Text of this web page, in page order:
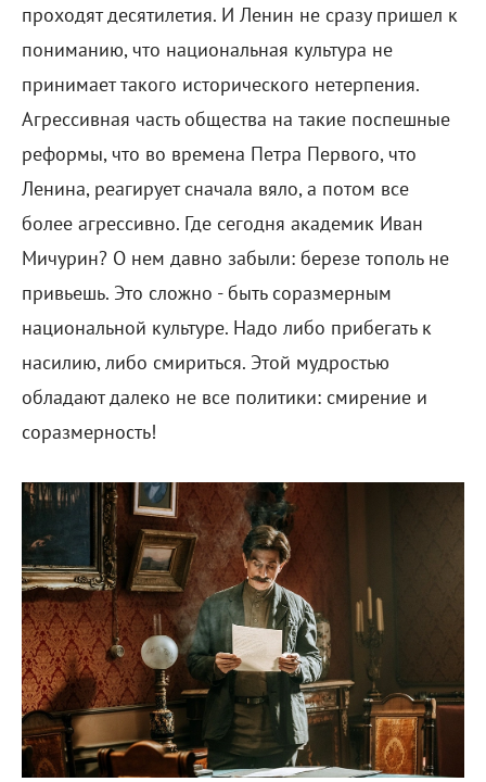
проходят десятилетия. И Ленин не сразу пришел к
пониманию, что национальная культура не
принимает такого исторического нетерпения.
Агрессивная часть общества на такие поспешные
реформы, что во времена Петра Первого, что
Ленина, реагирует сначала вяло, а потом все
более агрессивно. Где сегодня академик Иван
Мичурин? О нем давно забыли: березе тополь не
привьешь. Это сложно - быть соразмерным
национальной культуре. Надо либо прибегать к
насилию, либо смириться. Этой мудростью
обладают далеко не все политики: смирение и
соразмерность!